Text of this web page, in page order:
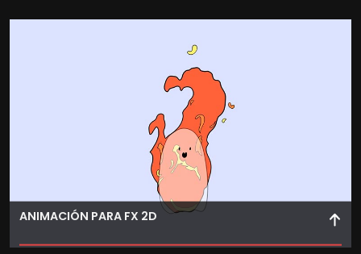
acting y sincronización precisa con el diálogo.
ANIMACIÓN PARA FX 2D